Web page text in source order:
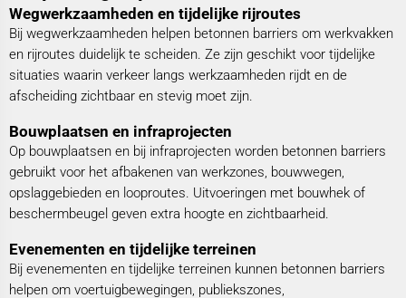
Wegwerkzaamheden en tijdelijke rijroutes
Bij wegwerkzaamheden helpen betonnen barriers om werkvakken
en rijroutes duidelijk te scheiden. Ze zijn geschikt voor tijdelijke
situaties waarin verkeer langs werkzaamheden rijdt en de
afscheiding zichtbaar en stevig moet zijn.
Bouwplaatsen en infraprojecten
Op bouwplaatsen en bij infraprojecten worden betonnen barriers
gebruikt voor het afbakenen van werkzones, bouwwegen,
opslaggebieden en looproutes. Uitvoeringen met bouwhek of
beschermbeugel geven extra hoogte en zichtbaarheid.
Evenementen en tijdelijke terreinen
Bij evenementen en tijdelijke terreinen kunnen betonnen barriers
helpen om voertuigbewegingen, publiekszones,